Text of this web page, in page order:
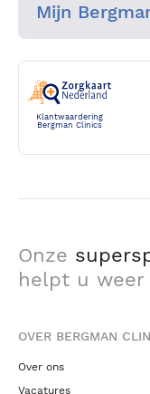
Mijn
Klantwaardering
Bergman Clinics
Onze
helpt u weer
OVER BERGMAN
Over ons
Vacatures